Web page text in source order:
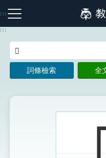
到
主
:::
注音索引圖示 筆畫索
:::
詞條檢索 全